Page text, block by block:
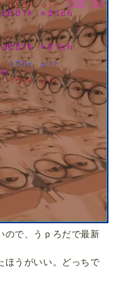
ので、うｐろだで最新
ほうがいい。どっちで